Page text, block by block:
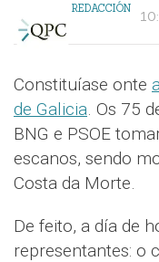
REDACCIÓN
Constituíase onte
de Galicia. Os 75
BNG e PSOE
escanos, sendo
Costa da Morte.
De feito, a día de
representantes: o